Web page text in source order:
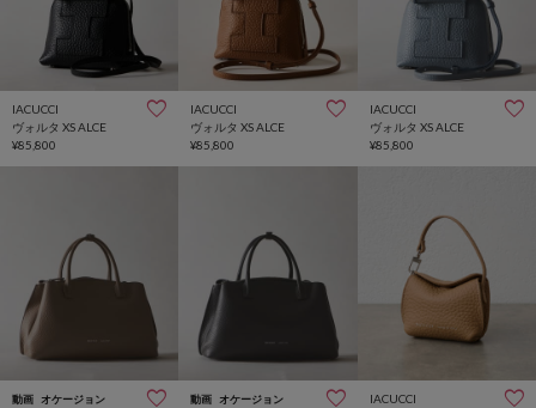
IACUCCI
ヴォルタ XS ALCE
¥85,800
IACUCCI
ヴォルタ XS ALCE
¥85,800
IACUCCI
ヴォルタ XS ALCE
¥85,800
動画 オケージョン 動画 オケージョン
IACUCCI